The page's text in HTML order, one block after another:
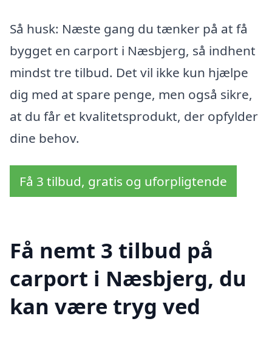
Så husk: Næste gang du tænker på at få
bygget en carport i Næsbjerg, så indhent
mindst tre tilbud. Det vil ikke kun hjælpe
dig med at spare penge, men også sikre,
at du får et kvalitetsprodukt, der opfylder
dine behov.
Få 3 tilbud, gratis og uforpligtende
Få nemt 3 tilbud på
carport i Næsbjerg, du
kan være tryg ved